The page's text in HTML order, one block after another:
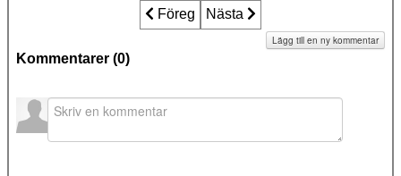
Föregående artikel: Fallet Anna: Så
Föreg Nästa artikel: Fallet Anna:
Nästa
Kommentarer (0)
Lägg till en ny kommentar